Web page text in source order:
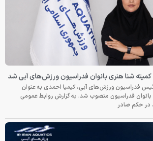
شنا هنری بانوان فدراسیون ورزش‌های آبی شد
فدراسیون ورزش‌های آبی، کیمیا احمدی به عنوان
فدراسیون منصوب شد. به گزارش روابط عمومی
حکم صادر